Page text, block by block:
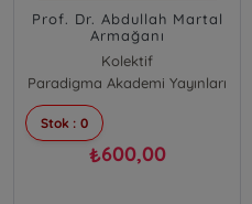
Prof. Dr. Abdullah Martal
Armağanı
Kolektif
Paradigma Akademi Yayınları
Stok : 0
₺600,00